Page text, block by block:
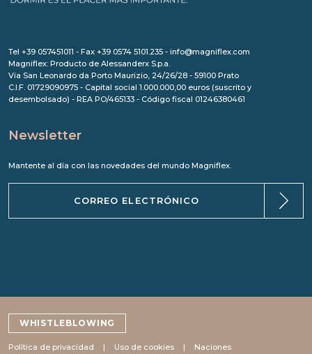
Tel +39 057451011 - Fax +39 0574 5101.235 - info@magniflex.com
Magniflex: Producto de Alessanderx S.p.a.
Via San Leonardo da Porto Maurizio, 24/26/28 - 59100 Prato
C.I.F. 01729090975 - Capital social 1.000.000,00 euros (suscrito y
desembolsado) - REA PO/465133 - Código fiscal 01246380461
Newsletter
Mantente al día con las novedades del mundo Magniflex.
WHISTLEBLOWING
Política de privacidad Uso de cookies Naciones